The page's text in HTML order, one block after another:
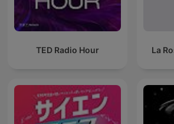
TED Radio Hour La